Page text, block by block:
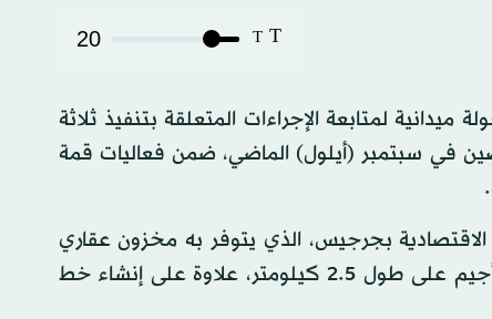
T
T
20
لمتابعة الإجراءات المتعلقة بتنفيذ ثلاثة
في سبتمبر (أيلول) الماضي، ضمن فعاليات قمة
بجرجيس، الذي يتوفر به مخزون عقاري
تناهز مساحته الألف هكتار، ومد جسر يربط بين منطقة الجرف وجربة أجيم على طول 2.5 كيلومتر، علاوة على إنشاء خط